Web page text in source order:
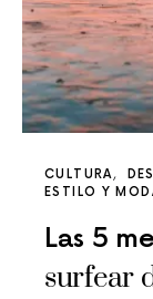
CULTURA
ESTILO Y
Las 5
surfear